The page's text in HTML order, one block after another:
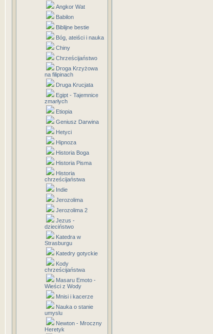
Angkor Wat
Babilon
Biblijne bestie
Bóg, ateiści i nauka
Chiny
Chrześcijaństwo
Droga Krzyżowa
na filipinach
Druga Krucjata
Egipt - Tajemnice
zmarłych
Etiopia
Geniusz Darwina
Hetyci
Hipnoza
Historia Boga
Historia Pisma
Historia
chrześcijaństwa
Indie
Jerozolima
Jerozolima 2
Jezus -
dzieciństwo
Katedra w
Strasburgu
Katedry gotyckie
Kody
chrześcijaństwa
Masaru Emoto -
Wieści z Wody
Mnisi i kacerze
Nauka o stanie
umyslu
Newton - Mroczny
Heretyk